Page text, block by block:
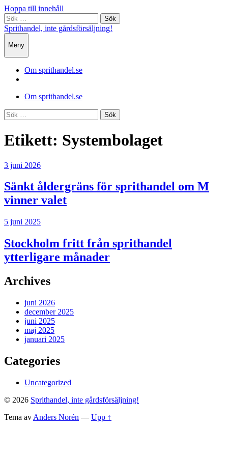
Hoppa till innehåll
Sök
efter:
Sprithandel, inte gårdsförsäljning!
Meny
Om sprithandel.se
Om sprithandel.se
Sök
efter:
Etikett: Systembolaget
3 juni 2026
Sänkt åldergräns för sprithandel om M
vinner valet
5 juni 2025
Stockholm fritt från sprithandel
ytterligare månader
Archives
juni 2026
december 2025
juni 2025
maj 2025
januari 2025
Categories
Uncategorized
© 2026 Sprithandel, inte gårdsförsäljning!
Tema av Anders Norén — Upp ↑